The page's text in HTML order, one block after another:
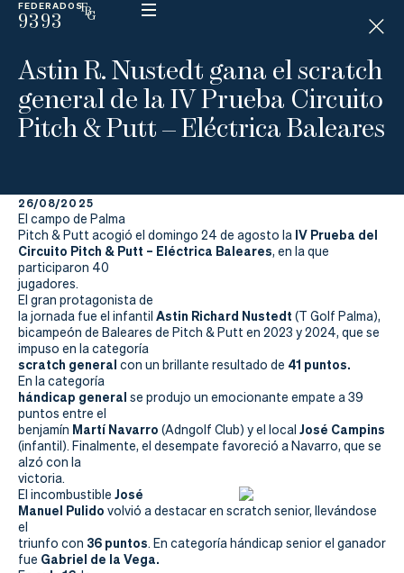
FEDERADOS
9393
ESP
N
D
C
A
P
La
Federación
Federarse
Jugar
Aprender
Actualidad
Tienda
Astin R. Nustedt gana el scratch
general de la IV Prueba Circuito
Pitch & Putt – Eléctrica Baleares
26/08/2025
El campo de Palma
Pitch & Putt acogió el domingo 24 de agosto la IV Prueba del
Circuito Pitch & Putt – Eléctrica Baleares, en la que
participaron 40
jugadores.
El gran protagonista de
la jornada fue el infantil Astin Richard Nustedt (T Golf Palma),
bicampeón de Baleares de Pitch & Putt en 2023 y 2024, que se
impuso en la categoría
scratch general con un brillante resultado de 41 puntos.
En la categoría
hándicap general se produjo un emocionante empate a 39
puntos entre el
benjamín Martí Navarro (Adngolf Club) y el local José Campins
(infantil). Finalmente, el desempate favoreció a Navarro, que se
alzó con la
victoria.
El incombustible José
Manuel Pulido volvió a destacar en scratch senior, llevándose
el
triunfo con 36 puntos. En categoría hándicap senior el ganador
fue Gabriel de la Vega.